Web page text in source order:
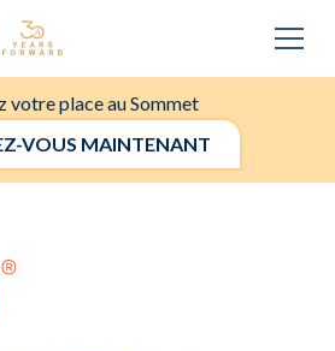
votre place au Sommet
VOUS MAINTENANT